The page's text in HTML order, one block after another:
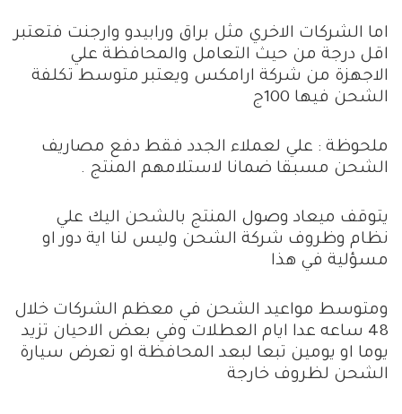
اما الشركات الاخري مثل براق ورابيدو وارجنت فتعتبر
اقل درجة من حيث التعامل والمحافظة علي
الاجهزة من شركة ارامكس ويعتبر متوسط تكلفة
الشحن فيها 100ج
ملحوظة : علي لعملاء الجدد فقط دفع مصاريف
الشحن مسبقا ضمانا لاستلامهم المنتج .
يتوقف ميعاد وصول المنتج بالشحن اليك علي
نظام وظروف شركة الشحن وليس لنا اية دور او
مسؤلية في هذا
ومتوسط مواعيد الشحن في معظم الشركات خلال
48 ساعه عدا ايام العطلات وفي بعض الاحيان تزيد
يوما او يومين تبعا لبعد المحافظة او تعرض سيارة
الشحن لظروف خارجة